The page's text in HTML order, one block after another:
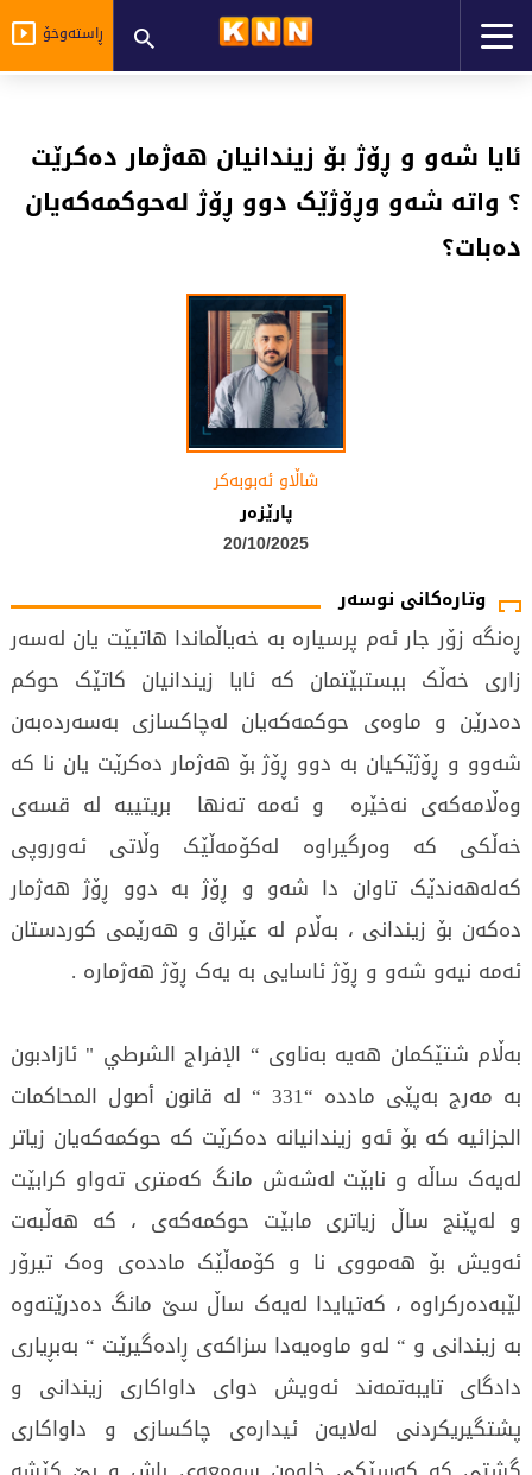
ڕاستەوخۆ
ئایا شەو و ڕۆژ بۆ زیندانیان هەژمار دەکرێت
؟ واتە شەو وڕۆژێک دوو ڕۆژ لەحوکمەکەیان
دەبات؟
شاڵاو ئەبوبەکر
پارێزەر
20/10/2025
وتارەکانی نوسەر
ڕەنگە زۆر جار ئەم پرسیارە بە خەیاڵماندا هاتبێت یان لەسەر
زاری خەڵک بیستبێتمان کە ئایا زیندانیان کاتێک حوکم
دەدرێن و ماوەی حوکمەکەیان لەچاکسازی بەسەردەبەن
شەوو و ڕۆژێکیان بە دوو ڕۆژ بۆ هەژمار دەکرێت یان نا کە
وەڵامەکەی نەخێرە و ئەمە تەنها بریتییە لە قسەی
خەڵکی کە وەرگیراوە لەکۆمەڵێک وڵاتی ئەوروپی
کەلەهەندێک تاوان دا شەو و ڕۆژ بە دوو ڕۆژ هەژمار
دەکەن بۆ زیندانی ، بەڵام لە عێراق و هەرێمی کوردستان
ئەمە نیەو شەو و ڕۆژ ئاسایی بە یەک ڕۆژ هەژمارە .
بەڵام شتێکمان هەیە بەناوی “ الإفراج الشرطي " ئازادبون
بە مەرج بەپێی ماددە “331 “ لە قانون أصول المحاکمات
الجزائیە کە بۆ ئەو زیندانیانە دەکرێت کە حوکمەکەیان زیاتر
لەیەک ساڵە و نابێت لەشەش مانگ کەمتری تەواو کرابێت
و لەپێنج ساڵ زیاتری مابێت حوکمەکەی ، کە هەڵبەت
ئەویش بۆ هەمووی نا و کۆمەڵێک ماددەی وەک تیرۆر
لێبەدەرکراوە ، کەتیایدا لەیەک ساڵ سێ مانگ دەدرێتەوە
بە زیندانی و “ لەو ماوەیەدا سزاکەی ڕادەگیرێت “ بەبڕیاری
دادگای تایبەتمەند ئەویش دوای داواکاری زیندانی و
پشتگیریکردنی لەلایەن ئیدارەی چاکسازی و داواکاری